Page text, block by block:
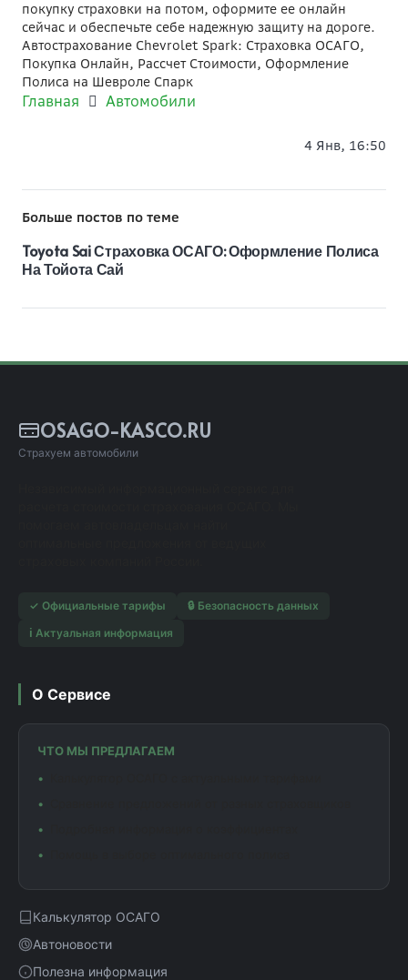
покупку страховки на потом, оформите ее онлайн
сейчас и обеспечьте себе надежную защиту на дороге.
Автострахование Chevrolet Spark: Страховка ОСАГО,
Покупка Онлайн, Рассчет Стоимости, Оформление
Полиса на Шевроле Спарк
Главная Автомобили
4 Янв, 16:50
Больше постов по теме
Toyota Sai Страховка ОСАГО: Оформление Полиса
На Тойота Сай
OSAGO-KASCO.RU
Страхуем автомобили
✓ Официальные тарифы
🔒 Безопасность данных
ℹ️ Актуальная информация
О Сервисе
ЧТО МЫ ПРЕДЛАГАЕМ
Калькулятор ОСАГО
Автоновости
Полезна информация